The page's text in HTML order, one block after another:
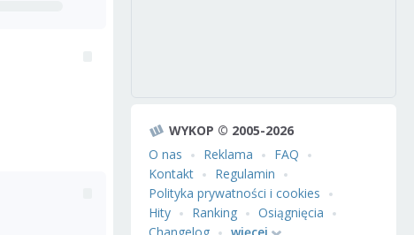
WYKOP © 2005-2026
O nas
Reklama
FAQ
Kontakt
Regulamin
Polityka prywatności i cookies
Hity
Ranking
Osiągnięcia